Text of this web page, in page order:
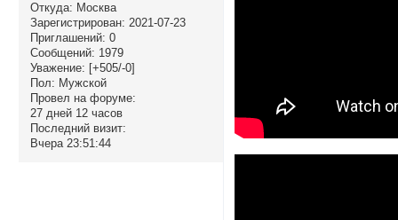
Откуда: Москва
Зарегистрирован: 2021-07-23
Приглашений: 0
Сообщений: 1979
Уважение: [+505/-0]
Пол: Мужской
Провел на форуме:
27 дней 12 часов
Последний визит:
Вчера 23:51:44